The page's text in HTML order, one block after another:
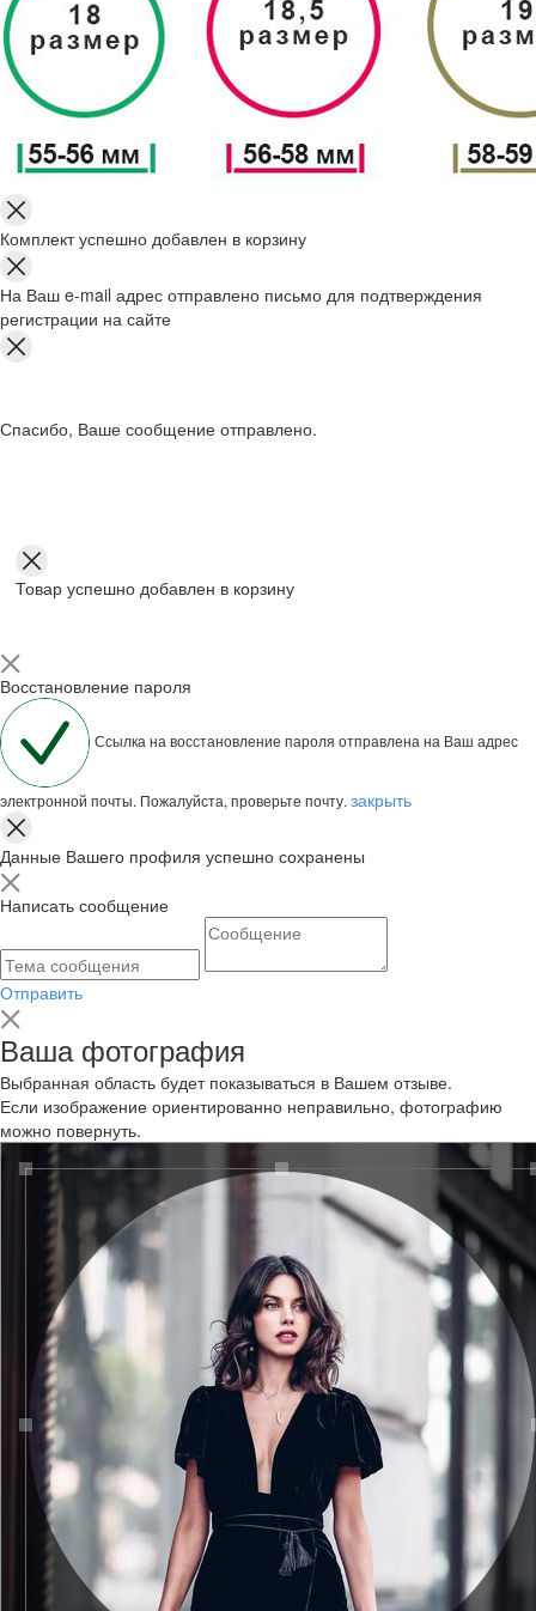
Комплект успешно добавлен в корзину
На Ваш e-mail адрес отправлено письмо для подтверждения
регистрации на сайте
Спасибо, Ваше сообщение отправлено.
Товар успешно добавлен в корзину
Восстановление пароля
Ссылка на восстановление пароля отправлена на Ваш адрес
электронной почты. Пожалуйста, проверьте почту. закрыть
Данные Вашего профиля успешно сохранены
Написать сообщение
Отправить
Ваша фотография
Выбранная область будет показываться в Вашем отзыве.
Если изображение ориентированно неправильно, фотографию
можно повернуть.